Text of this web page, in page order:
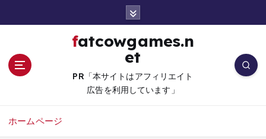
fatcowgames.n
et
PR「本サイトはアフィリエイト
広告を利用しています」
ホームページ